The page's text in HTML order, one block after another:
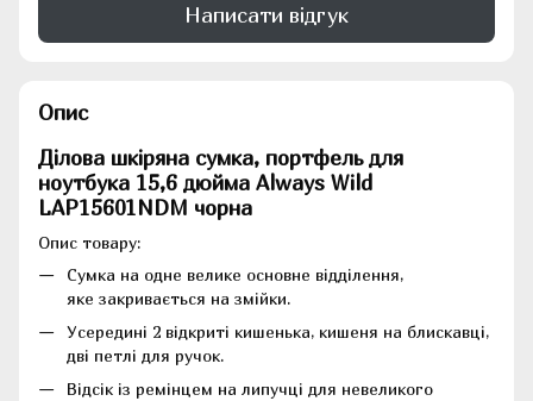
Написати відгук
Опис
Ділова шкіряна сумка, портфель для
ноутбука 15,6 дюйма Always Wild
LAP15601NDM чорна
Опис товару:
Сумка на одне велике основне відділення,
яке закривається на змійки.
Усередині 2 відкриті кишенька, кишеня на блискавці,
дві петлі для ручок.
Відсік із ремінцем на липучці для невеликого